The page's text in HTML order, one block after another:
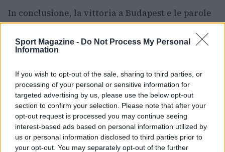
Sport Magazine - Do Not Process My Personal
Information
If you wish to opt-out of the sale, sharing to third parties, or
processing of your personal or sensitive information for
targeted advertising by us, please use the below opt-out
section to confirm your selection. Please note that after your
opt-out request is processed you may continue seeing
interest-based ads based on personal information utilized by
us or personal information disclosed to third parties prior to
your opt-out. You may separately opt-out of the further
In conclusione, la vittoria a Budapest e le parole
diVitinhahanno offerto materiale per l’analisi
tattica e per il dibattito tra tifosi e addetti ai
lavori: tra emozioni sul campo e dichiarazioni
nel dopo gara, il
Psgesce da questa stagione con
la consapevolezza di aver raggiunto un risultato
storico, mentre le rivalità e le discussioni
mediatiche continuano a rendere la narrazione
calcistica sempre viva e appassionante.